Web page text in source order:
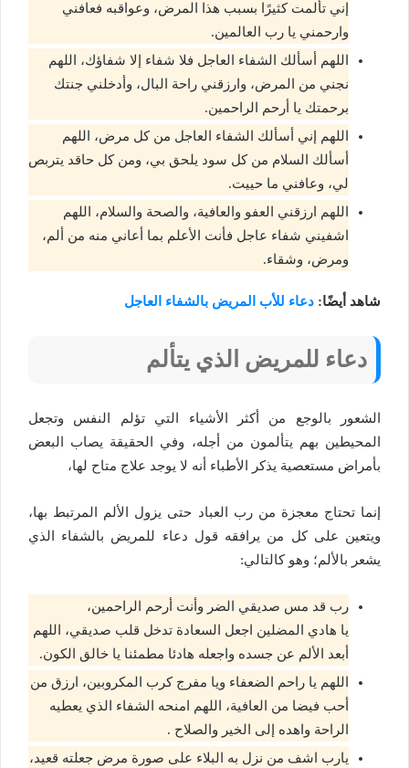
إني تألمت كثيرًا بسبب هذا المرض، وعواقبه فعافني
وارحمني يا رب العالمين.
اللهم أسألك الشفاء العاجل فلا شفاء إلا شفاؤك، اللهم
نجني من المرض، وارزقني راحة البال، وأدخلني جنتك
برحمتك يا أرحم الراحمين.
اللهم إني أسألك الشفاء العاجل من كل مرض، اللهم
أسألك السلام من كل سود يلحق بي، ومن كل حاقد يتربص
لي، وعافني ما حييت.
اللهم ارزقني العفو والعافية، والصحة والسلام، اللهم
اشفيني شفاء عاجل فأنت الأعلم بما أعاني منه من ألم،
ومرض، وشقاء.
شاهد أيضًا: دعاء للأب المريض بالشفاء العاجل
دعاء للمريض الذي يتألم
الشعور بالوجع من أكثر الأشياء التي تؤلم النفس وتجعل
المحيطين بهم يتألمون من أجله، وفي الحقيقة يصاب البعض
بأمراض مستعصية يذكر الأطباء أنه لا يوجد علاج متاح لها،
إنما تحتاج معجزة من رب العباد حتى يزول الألم المرتبط بها،
ويتعين على كل من يرافقه قول دعاء للمريض بالشفاء الذي
يشعر بالألم؛ وهو كالتالي:
رب قد مس صديقي الضر وأنت أرحم الراحمين،
يا هادي المضلين اجعل السعادة تدخل قلب صديقي، اللهم
أبعد الألم عن جسده واجعله هادئا مطمئنا يا خالق الكون.
اللهم يا راحم الضعفاء ويا مفرج كرب المكروبين، ارزق من
أحب فيضا من العافية، اللهم امنحه الشفاء الذي يعطيه
الراحة واهده إلى الخير والصلاح .
يارب اشف من نزل به البلاء على صورة مرض جعلته قعيد،